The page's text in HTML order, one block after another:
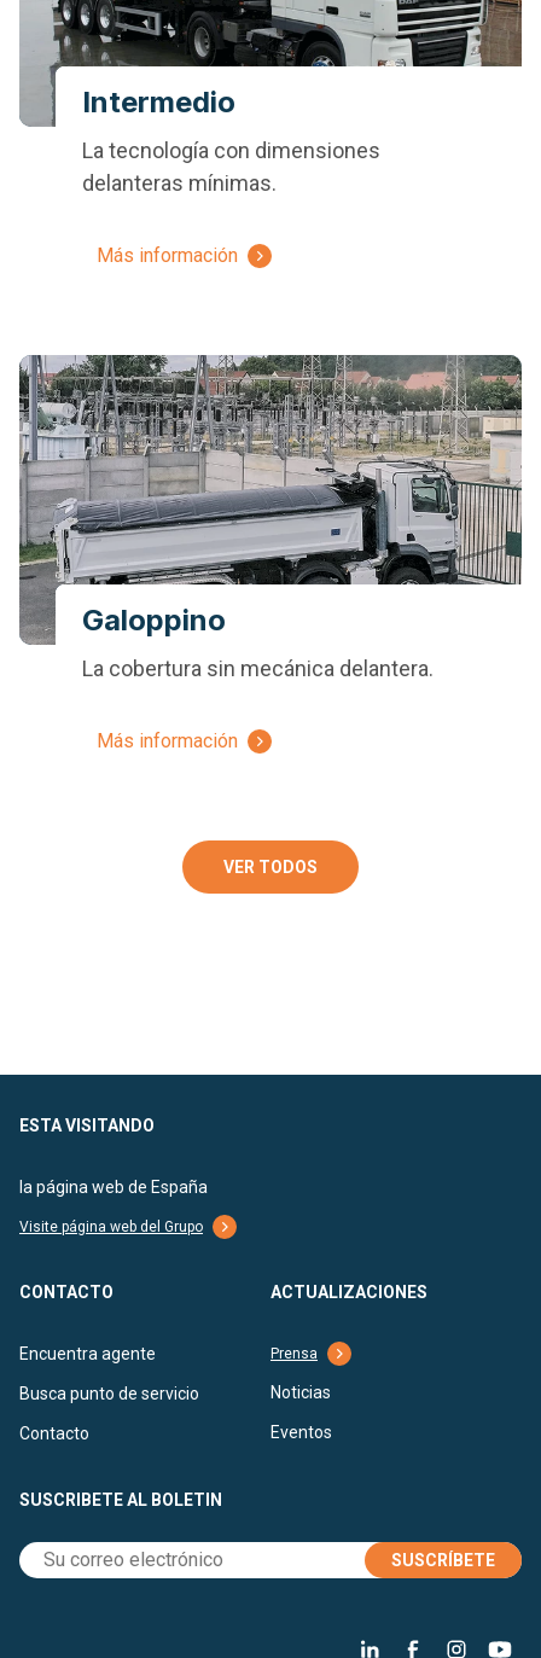
Intermedio
La tecnología con dimensiones
delanteras mínimas.
Más información
Galoppino
La cobertura sin mecánica delantera.
Más información
VER TODOS
ESTA VISITANDO
la página web de España
Visite página web del Grupo
CONTACTO
Encuentra agente
Busca punto de servicio
Contacto
ACTUALIZACIONES
Prensa
Noticias
Eventos
SUSCRIBETE AL BOLETIN
SUSCRÍBETE